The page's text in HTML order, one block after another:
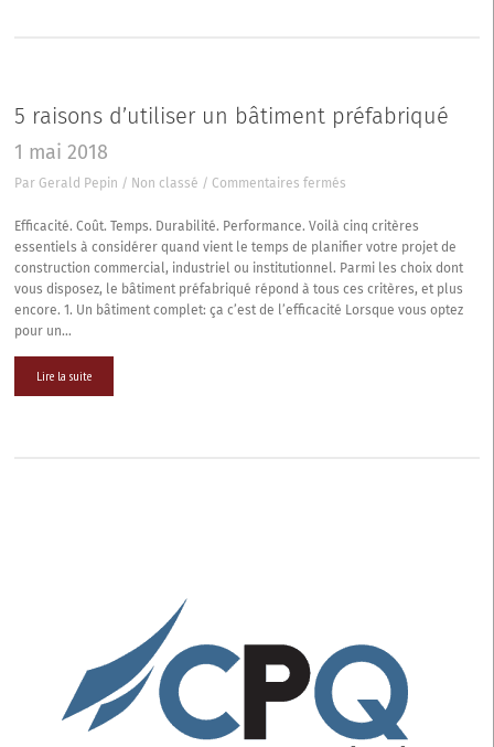
5 raisons d’utiliser un bâtiment préfabriqué
1 mai 2018
Par Gerald Pepin / Non classé / Commentaires fermés
raisons
d’utiliser
un
bâtiment
préfabriqué
Efficacité. Coût. Temps. Durabilité. Performance. Voilà cinq critères
essentiels à considérer quand vient le temps de planifier votre projet de
construction commercial, industriel ou institutionnel. Parmi les choix dont
vous disposez, le bâtiment préfabriqué répond à tous ces critères, et plus
encore. 1. Un bâtiment complet: ça c’est de l’efficacité Lorsque vous optez
pour un…
Lire la suite